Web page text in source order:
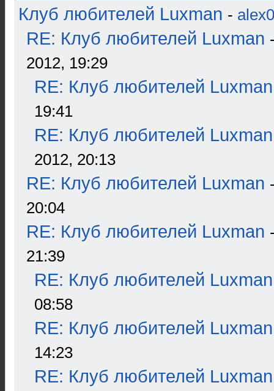
Клуб любителей Luxman -
RE: Клуб любителей Luxman
2012, 19:29
RE: Клуб любителей Luxman
19:41
RE: Клуб любителей Luxman
2012, 20:13
RE: Клуб любителей Luxman
20:04
RE: Клуб любителей Luxman
21:39
RE: Клуб любителей Luxman
08:58
RE: Клуб любителей Luxman
14:23
RE: Клуб любителей Luxman